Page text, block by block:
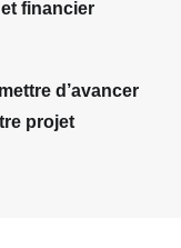
financier
d’avancer
projet